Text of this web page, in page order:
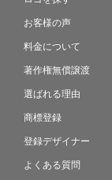
お客様の声
料金について
著作権無償譲渡
選ばれる理由
商標登録
登録デザイナー
よくある質問